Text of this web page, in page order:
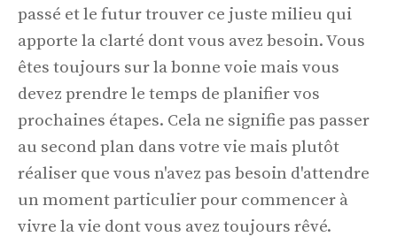
passé et le futur trouver ce juste milieu qui
apporte la clarté dont vous avez besoin. Vous
êtes toujours sur la bonne voie mais vous
devez prendre le temps de planifier vos
prochaines étapes. Cela ne signifie pas passer
au second plan dans votre vie mais plutôt
réaliser que vous n'avez pas besoin d'attendre
un moment particulier pour commencer à
vivre la vie dont vous avez toujours rêvé.